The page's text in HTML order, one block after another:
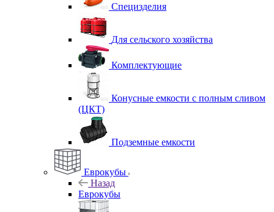
Специзделия
Для сельского хозяйства
Комплектующие
Конусные емкости с полным сливом
(ЦКТ)
Подземные емкости
Еврокубы
Назад
Еврокубы